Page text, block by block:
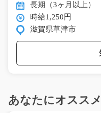
長期（3ヶ月以上）
時給1,250円
滋賀県草津市
あなたにオスス